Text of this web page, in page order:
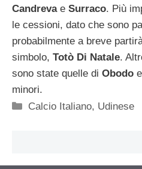
Candrevae Surraco. Più
le cessioni, dato che sono
probabilmente a breve
simbolo, Totò Di Natale.
sono state quelle di Obodo e
minori.
Categorie
Calcio Italiano, Udinese